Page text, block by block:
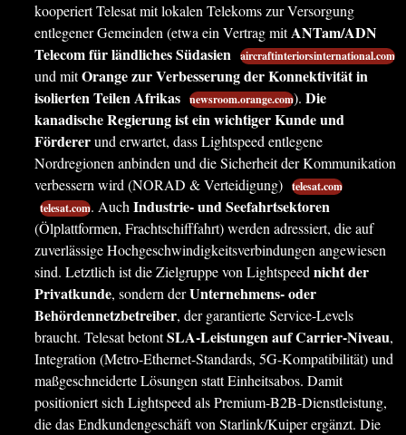
kooperiert Telesat mit lokalen Telekoms zur Versorgung
entlegener Gemeinden (etwa ein Vertrag mitANTam/ADN
Telecom für ländliches Südasien aircraftinteriorsinternational.com
und mitOrange zur Verbesserung der Konnektivität in
isolierten Teilen Afrikas newsroom.orange.com). Die
kanadische Regierung ist ein wichtiger Kunde und
Fördererund erwartet, dass Lightspeed entlegene
Nordregionen anbinden und die Sicherheit der Kommunikation
verbessern wird (NORAD & Verteidigung) telesat.com
telesat.com. AuchIndustrie- und Seefahrtsektoren
(Ölplattformen, Frachtschifffahrt) werden adressiert, die auf
zuverlässige Hochgeschwindigkeitsverbindungen angewiesen
sind. Letztlich ist die Zielgruppe von Lightspeednicht der
Privatkunde, sondern derUnternehmens- oder
Behördennetzbetreiber, der garantierte Service-Levels
braucht. Telesat betontSLA-Leistungen auf Carrier-Niveau,
Integration (Metro-Ethernet-Standards, 5G-Kompatibilität) und
maßgeschneiderte Lösungen statt Einheitsabos. Damit
positioniert sich Lightspeed als Premium-B2B-Dienstleistung,
die das Endkundengeschäft von Starlink/Kuiper ergänzt. Die